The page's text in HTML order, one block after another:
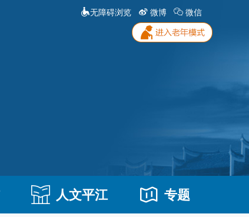
无障碍浏览 微博 微信
人文平江 专题